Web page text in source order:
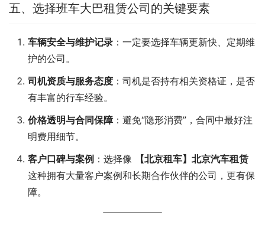
五、选择班车大巴租赁公司的关键要素
车辆安全与维护记录 ：一定要选择车辆更新快、定期维
护的公司。
司机资质与服务态度 ：司机是否持有相关资格证，是否
有丰富的行车经验。
价格透明与合同保障：避免“隐形消费”，合同中最好注
明费用细节。
客户口碑与案例 ：选择像
【北京租车】北京汽车租赁
这种拥有大量客户案例和长期合作伙伴的公司，更有保
障。